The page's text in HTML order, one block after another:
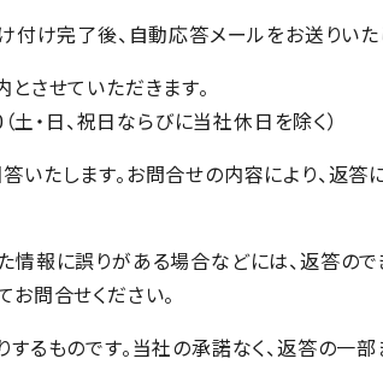
け完了後、自動応答メールをお送りいた
させていただきます。
・日、祝日ならびに当社休日を除く）
いたします。お問合せの内容により、返
報に誤りがある場合などには、返答ので
問合せください。
るものです。当社の承諾なく、返答の一